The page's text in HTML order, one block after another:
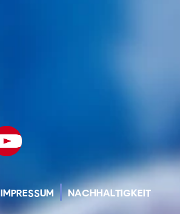
IMPRESSUM NACHHALTIGKEIT